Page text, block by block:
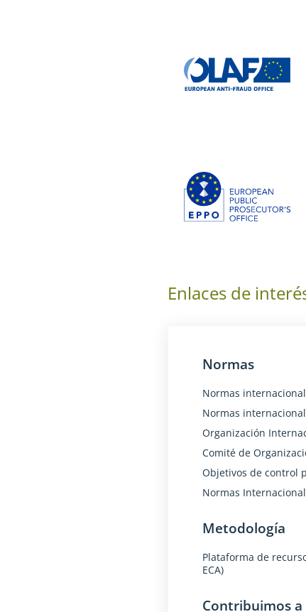
Enlaces de
Normas
Normas
Normas
Organización
Comité de
Objetivos de control
Normas
Metodología
Plataforma de
ECA)
Contribuimos